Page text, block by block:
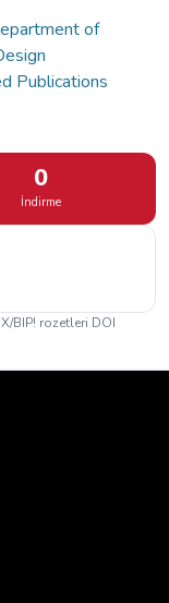
of
Publications
0
İndirme
BIP! rozetleri DOI